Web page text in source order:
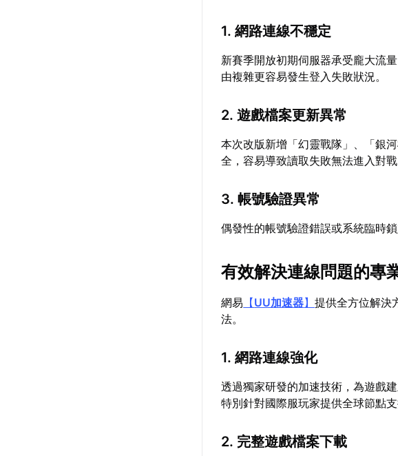
1. 網路連線不穩定
新賽季開放初期伺服器承受龐大流
由複雜更容易發生登入失敗狀況。
2. 遊戲檔案更新異常
本次改版新增「幻靈戰隊」、「銀
全，容易導致讀取失敗無法進入對戰
3. 帳號驗證異常
偶發性的帳號驗證錯誤或系統臨時
有效解決連線問題的專
網易 【UU加速器】提供全方位解決
法。
1. 網路連線強化
透過獨家研發的加速技術，為遊戲
特別針對國際服玩家提供全球節點
2. 完整遊戲檔案下載